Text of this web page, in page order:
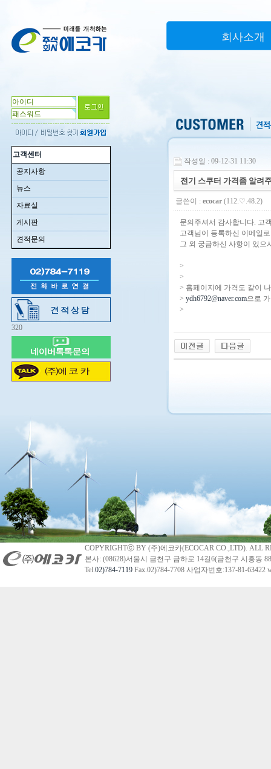
고객센터
공지사항
뉴스
자료실
게시판
견적문의
320
회사소개
작성일 : 09-12-31 11:30
전기 스쿠터 가격좀 알려
글쓴이 : ecocar (112.♡.48.2)
문의주셔서 감사합니다. 고
고객님이 등록하신 이메일
그 외 궁금하신 사항이 있으
>
>
> 홈페이지에 가격도 같이
> ydh6792@naver.com으로
>
COPYRIGHTⓒ BY (주)에코카(ECOCAR CO.,LTD). ALL
본사: (08628)서울시 금천구 금하로 14길6(금천구 시흥동
Tel.02)784-7119 Fax.02)784-7708 사업자번호:137-81-63422